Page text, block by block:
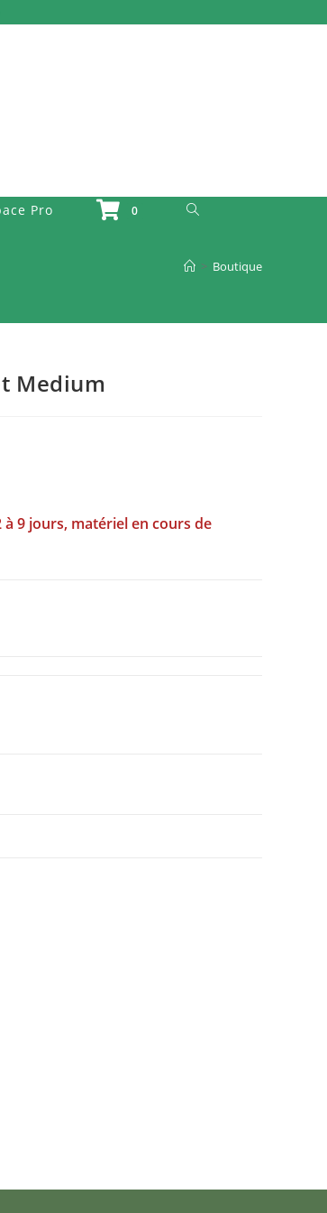
Pro 0 Toggle Website Search
> Boutique
Medium
9 jours, matériel en cours de